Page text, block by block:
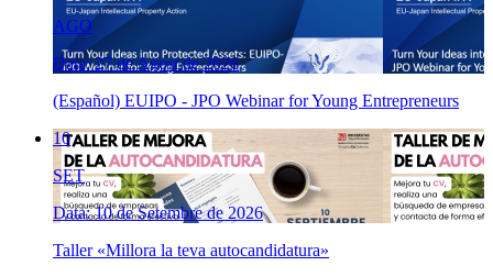
AGO
Data: 27 de Agost de 2026
(Español) EUIPO - JPO Webinar for Young Entrepreneurs
10
SET
Data: 10 de Setembre de 2026
Taller «Millora la teva autocandidatura»